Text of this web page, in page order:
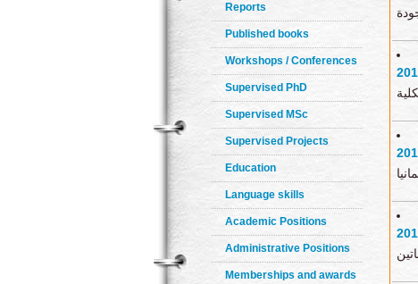
Reports
Published books
Workshops / Conferences
Supervised PhD
Supervised MSc
Supervised Projects
Education
Language skills
Academic Positions
Administrative Positions
Memberships and awards